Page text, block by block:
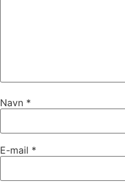
Navn *
E-mail *